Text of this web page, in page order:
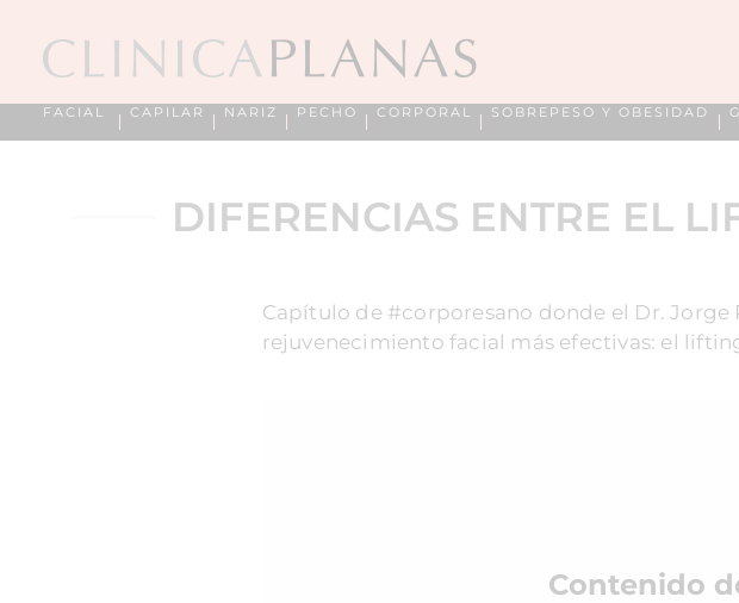
FACIAL CAPILAR NARIZ PECHO CORPORAL SOBREPESO Y OBESIDAD
DIFERENCIAS ENTRE EL
Capítulo de #corporesano donde el Dr. Jorge
rejuvenecimiento facial más efectivas: el
Contenido